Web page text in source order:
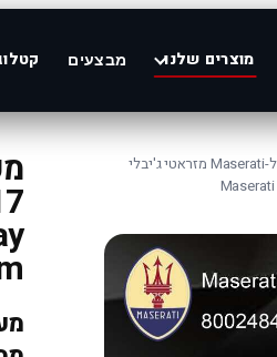
מוצרים שלנו מבצעים
/ מערכת מולטימדיה ל-Maserati מזראטי ג'יבלי